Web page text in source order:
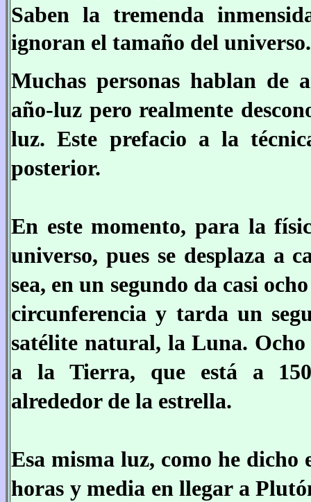
Saben la tremenda
ignoran el tamaño del universo.
Muchas personas hablan de
año-luz pero realmente
luz. Este prefacio a la
posterior.
En este momento, para la
universo, pues se desplaza a
sea, en un segundo da casi
circunferencia y tarda un
satélite natural, la Luna.
a la Tierra, que está a
alrededor de la estrella.
Esa misma luz, como he
horas y media en llegar a